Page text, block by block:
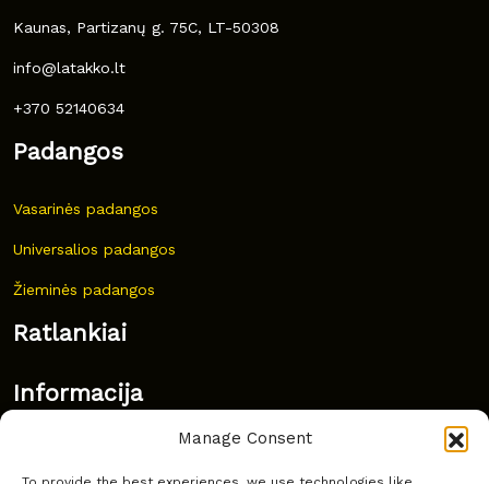
Manage Consent
Kaunas, Partizanų g. 75C, LT-50308
info@latakko.lt
+370 52140634
Padangos
Vasarinės padangos
Universalios padangos
Žieminės padangos
Ratlankiai
Informacija